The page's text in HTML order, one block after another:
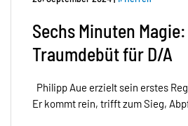
Sechs Minuten
Traumdebüt für D/A
Philipp Aue erzielt sein erstes
Er kommt rein, trifft zum Sieg,